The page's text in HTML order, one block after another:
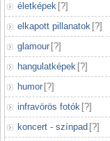
életképek [?]
elkapott pillanatok [?]
glamour [?]
hangulatképek [?]
humor [?]
infravörös fotók [?]
koncert - színpad [?]